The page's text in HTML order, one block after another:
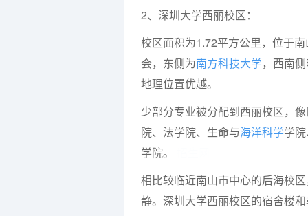
2、深圳大学西丽校区：
校区面积为1.72平方公里，位于
会，东侧为南方科技大学，西南
地理位置优越。
少部分专业被分配到西丽校区，
院、法学院、生命与海洋科学学
学院。
相比较临近南山市中心的后海校
静。深圳大学西丽校区的宿舍楼